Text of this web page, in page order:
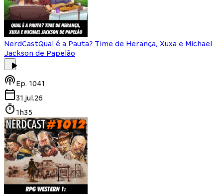
NerdCastQual é a Pauta? Time de Herança, Xuxa e Michael
Jackson de Papelão
Ep. 1041
31.jul.26
1h35